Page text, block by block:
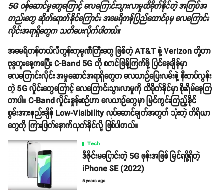
5G ဝန်ဆောင်မှုတွေကြောင့် လေကြောင်းသွားလာမှုထိခိုက်နိုင်တဲ့ အကြပ်အ
တည်းတွေ ဆိုက်ရောက်နိုင်ကြောင်း အမေရိကန်ပြည်ထောင်စုမှ လေကြောင်း
လိုင်းအရာရှိတွေက သတိပေးလိုက်ပါတယ်။
အမေရိကန်တယ်လီကွန်းကုမ္ပဏီကြီးတွေ ဖြစ်တဲ့ AT&T နဲ့ Verizon တို့ဟာ
ဗုဒ္ဓဟူးနေ့ကစပြီး C-Band 5G ကို စတင်ဖြန့်ကြက်ဖို့ ပြင်နေချိန်မှာ
လေကြောင်းလိုင်း အမှုဆောင်အရာရှိတွေက လေယာဉ်ပြေးလမ်းနဲ့ နီးကပ်လွန်း
တဲ့ 5G လှိုင်းတွေကြောင့် လေကြောင်းသွားလာမှုကို ထိခိုက်နိုင်မှာ စိုးရိမ်နေကြ
တာပါ။ C-Band လှိုင်းနှုန်းစဉ်ဟာ လေယာဉ်တွေမှာ မြင်ကွင်းကြည့်နိုင်
စွမ်းအားနည်းချိန် Low-Visibility လုပ်ဆောင်ချက်အတွက် သုံးတဲ့ ကိရိယာ
တွေကို ကြားဖြတ်နှောက်ယှက်နိုင်လို့ ဖြစ်ပါတယ်။
Tech
ဒီဇိုင်းမပြောင်းတဲ့ 5G ဖုန်းအဖြစ် မြင်ရဖို့ရှိတဲ့
iPhone SE (2022)
5 years ago